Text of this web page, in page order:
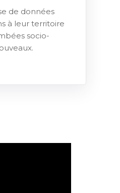
de données
à leur territoire
socio-